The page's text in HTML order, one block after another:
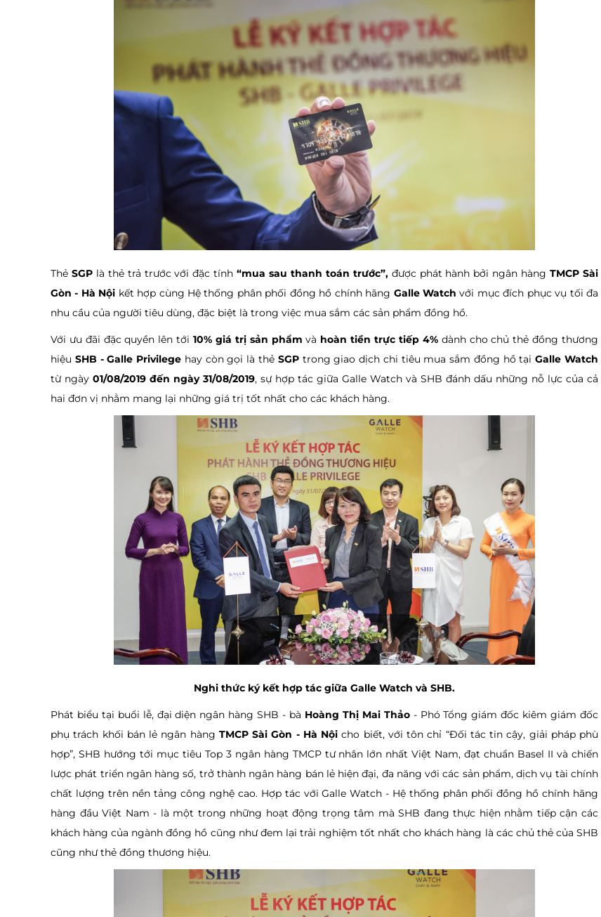
Thẻ SGPlà thẻ trả trước với đặc tính“mua sau thanh toán trước”,được phát hành bởi ngân hàngTMCP Sài
Gòn - Hà Nội kết hợp cùng Hệ thống phân phối đồng hồ chính hãng Galle Watch với mục đích phục vụ tối đa
nhu cầu của người tiêu dùng, đặc biệt là trong việc mua sắm các sản phẩm đồng hồ.
Với ưu đãi đặc quyền lên tới10% giá trị sản phẩm và hoàn tiền trực tiếp 4%dành cho chủ thẻ đồng thương
hiệu SHB - Galle Privilege hay còn gọi là thẻ SGPtrong giao dịch chi tiêu mua sắm đồng hồ tạiGalle Watch
từ ngày 01/08/2019 đến ngày 31/08/2019, sự hợp tác giữa Galle Watch và SHB đánh dấu những nỗ lực của cả
hai đơn vị nhằm mang lại những giá trị tốt nhất cho các khách hàng.
Nghi thức ký kết hợp tác giữa Galle Watch và SHB.
Phát biểu tại buổi lễ, đại diện ngân hàng SHB - bà Hoàng Thị Mai Thảo- Phó Tổng giám đốc kiêm giám đốc
phụ trách khối bán lẻ ngân hàng TMCP Sài Gòn - Hà Nội cho biết, với tôn chỉ “Đối tác tin cậy, giải pháp phù
hợp”, SHB hướng tới mục tiêu Top 3 ngân hàng TMCP tư nhân lớn nhất Việt Nam, đạt chuẩn Basel II và chiến
lược phát triển ngân hàng số, trở thành ngân hàng bán lẻ hiện đại, đa năng với các sản phẩm, dịch vụ tài chính
chất lượng trên nền tảng công nghệ cao. Hợp tác với Galle Watch - Hệ thống phân phối đồng hồ chính hãng
hàng đầu Việt Nam - là một trong những hoạt động trọng tâm mà SHB đang thực hiện nhằm tiếp cận các
khách hàng của ngành đồng hồ cũng như đem lại trải nghiệm tốt nhất cho khách hàng là các chủ thẻ của SHB
cũng như thẻ đồng thương hiệu.